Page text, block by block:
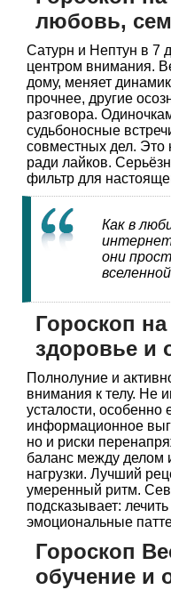
любовь,
Сатурн и Нептун в 7
центром внимания.
дому, меняет
прочнее, другие
разговора.
судьбоносные
совместных дел. Это
ради лайков.
фильтр для
Как в
они
Гороскоп
здоровье и
Полнолуние и
внимания к телу. Не
усталости, особенно
информационное
но и риски
баланс между делом
нагрузки. Лучший
умеренный ритм.
подсказывает:
эмоциональные
Гороскоп
обучение и